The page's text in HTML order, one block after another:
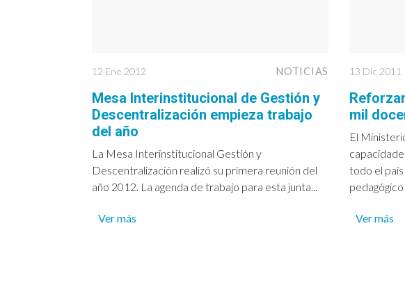
12 Ene 2012 NOTICIAS
Mesa Interinstitucional de Gestión y
Descentralización empieza trabajo
del año
La Mesa Interinstitucional Gestión y
Descentralización realizó su primera reunión del
año 2012. La agenda de trabajo para esta junta...
Ver más
13 Dic 2011
mil
El
todo el
pedagógico
Ver más